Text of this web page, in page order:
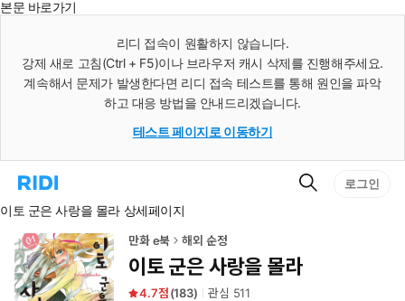
본문 바로가기
리디 접속이 원활하지 않습니다.
강제 새로 고침(Ctrl + F5)이나 브라우저 캐시 삭제를 진행해주세요.
계속해서 문제가 발생한다면 리디 접속 테스트를 통해 원인을 파악
하고 대응 방법을 안내드리겠습니다.
테스트 페이지로 이동하기
리
홈
로
이
동
검
로그인
이토 군은 사랑을 몰라 상세페이지
만화 e북 해외 순정
이토 군은 사랑을 몰라
4.7 (183) 관심 511